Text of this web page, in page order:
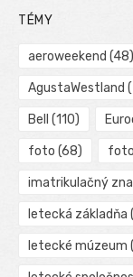
TÉMY
aeroweekend (48)
AgustaWestland
Bell (110)
foto (68)
imatrikulačný
letecká základňa
letecké múzeum